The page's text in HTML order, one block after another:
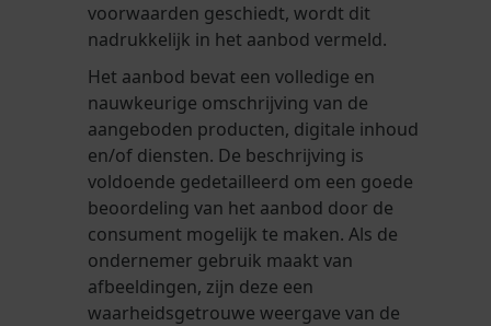
voorwaarden geschiedt, wordt dit
nadrukkelijk in het aanbod vermeld.
Het aanbod bevat een volledige en
nauwkeurige omschrijving van de
aangeboden producten, digitale inhoud
en/of diensten. De beschrijving is
voldoende gedetailleerd om een goede
beoordeling van het aanbod door de
consument mogelijk te maken. Als de
ondernemer gebruik maakt van
afbeeldingen, zijn deze een
waarheidsgetrouwe weergave van de